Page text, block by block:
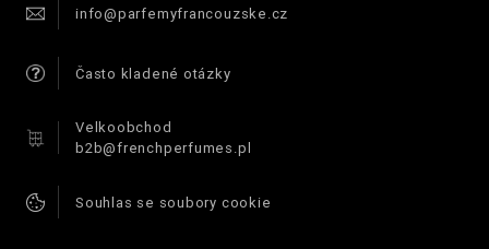
info@parfemyfrancouzske.cz
Často kladené otázky
Velkoobchod
b2b@frenchperfumes.pl
Souhlas se soubory cookie